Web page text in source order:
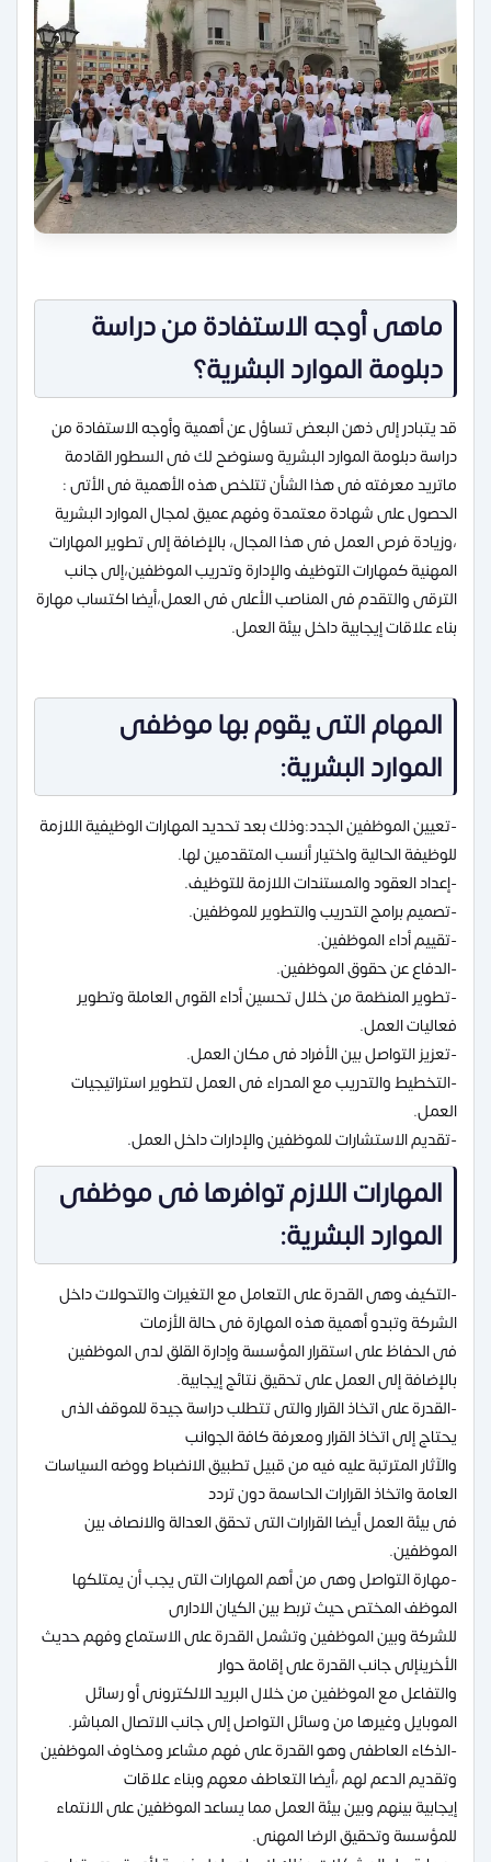
ماهى أوجه الاستفادة من دراسة
دبلومة الموارد البشرية؟
قد يتبادر إلى ذهن البعض تساؤل عن أهمية وأوجه الاستفادة من
دراسة دبلومة الموارد البشرية وسنوضح لك فى السطور القادمة
ماتريد معرفته فى هذا الشأن تتلخص هذه الأهمية فى الأتى :
الحصول على شهادة معتمدة وفهم عميق لمجال الموارد البشرية
،وزيادة فرص العمل فى هذا المجال، بالإضافة إلى تطوير المهارات
المهنية كمهارات التوظيف والإدارة وتدريب الموظفين،إلى جانب
الترقى والتقدم فى المناصب الأعلى فى العمل،أيضا اكتساب مهارة
بناء علاقات إيجابية داخل بيئة العمل.
المهام التى يقوم بها موظفى
الموارد البشرية:
-تعيين الموظفين الجدد:وذلك بعد تحديد المهارات الوظيفية اللازمة
للوظيفة الحالية واختيار أنسب المتقدمين لها.
-إعداد العقود والمستندات اللازمة للتوظيف.
-تصميم برامج التدريب والتطوير للموظفين.
-تقييم أداء الموظفين.
-الدفاع عن حقوق الموظفين.
-تطوير المنظمة من خلال تحسين أداء القوى العاملة وتطوير
فعاليات العمل.
-تعزيز التواصل بين الأفراد فى مكان العمل.
-التخطيط والتدريب مع المدراء فى العمل لتطوير استراتيجيات
العمل.
-تقديم الاستشارات للموظفين والإدارات داخل العمل.
المهارات اللازم توافرها فى موظفى
الموارد البشرية:
-التكيف وهى القدرة على التعامل مع التغيرات والتحولات داخل
الشركة وتبدو أهمية هذه المهارة فى حالة الأزمات
فى الحفاظ على استقرار المؤسسة وإدارة القلق لدى الموظفين
بالإضافة إلى العمل على تحقيق نتائج إيجابية.
-القدرة على اتخاذ القرار والتى تتطلب دراسة جيدة للموقف الذى
يحتاج إلى اتخاذ القرار ومعرفة كافة الجوانب
والآثار المترتبة عليه فيه من قبيل تطبيق الانضباط ووضه السياسات
العامة واتخاذ القرارات الحاسمة دون تردد
فى بيئة العمل أيضا القرارات التى تحقق العدالة والانصاف بين
الموظفين.
-مهارة التواصل وهى من أهم المهارات التى يجب أن يمتلكها
الموظف المختص حيث تربط بين الكيان الادارى
للشركة وبين الموظفين وتشمل القدرة على الاستماع وفهم حديث
الأخرينإلى جانب القدرة على إقامة حوار
والتفاعل مع الموظفين من خلال البريد الالكترونى أو رسائل
الموبايل وغيرها من وسائل التواصل إلى جانب الاتصال المباشر.
-الذكاء العاطفى وهو القدرة على فهم مشاعر ومخاوف الموظفين
وتقديم الدعم لهم ،أيضا التعاطف معهم وبناء علاقات
إيجابية بينهم وبين بيئة العمل مما يساعد الموظفين على الانتماء
للمؤسسة وتحقيق الرضا المهنى.